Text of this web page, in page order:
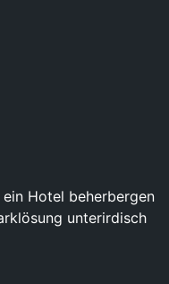
Hotel beherbergen
unterirdisch